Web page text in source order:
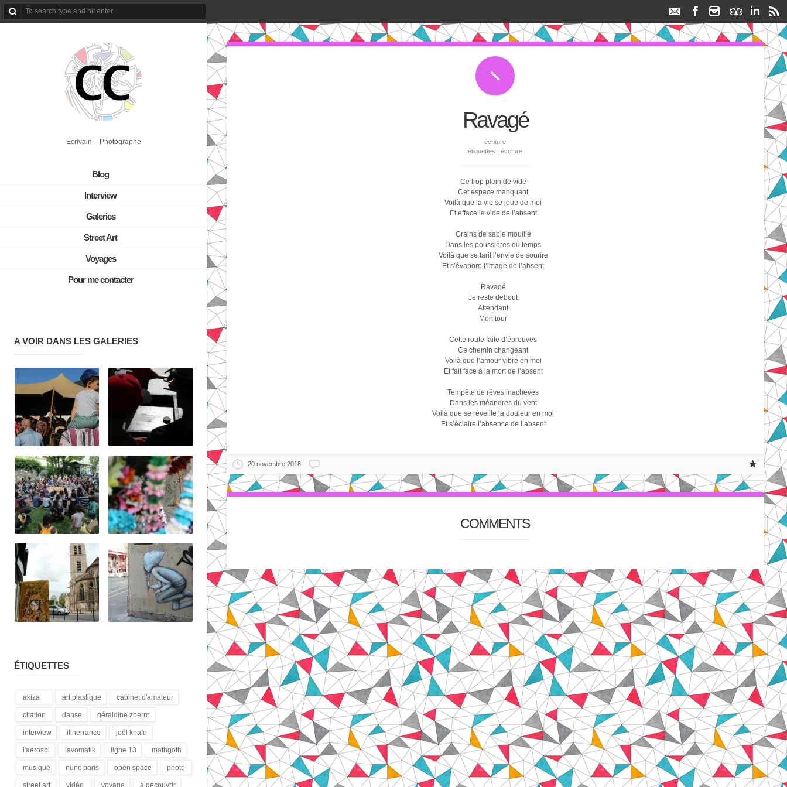
Ecrivain – Photographe
Blog
Interview
Galeries
Street Art
Voyages
Pour me contacter
Ravagé
écriture
étiquettes : écriture
Ce trop plein de vide
Cet espace manquant
Voilà que la vie se joue de moi
Et efface le vide de l’absent
Grains de sable mouillé
Dans les poussières du temps
Voilà que se tarit l’envie de sourire
Et s’évapore l’image de l’absent
Ravagé
Je reste debout
Attendant
Mon tour
Cette route faite d’épreuves
Ce chemin changeant
Voilà que l’amour vibre en moi
Et fait face à la mort de l’absent
Tempête de rêves inachevés
Dans les méandres du vent
Voilà que se réveille la douleur en moi
Et s’éclaire l’absence de l’absent
20 novembre 2018
COMMENTS
A VOIR DANS LES GALERIES
ÉTIQUETTES
akiza
(21)
art plastique
(28)
cabinet d'amateur
(12)
citation
(18)
danse
(1)
géraldine zberro
interview
(15)
itinerrance
(16)
joël knafo
(3)
l'aérosol
(14)
lavomatik
(31)
ligne 13
(4)
mathgoth
(24)
musique
(13)
nunc paris
(5)
open space
(1)
photo
(3)
street art vidéo voyage à découvrir